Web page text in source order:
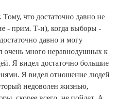
что достаточно давно не
- прим. Т-и), когда выборы -
давно и могу
очень много неравнодушных к
Я видел достаточно большие
Я видел отношение людей
недоволен жизнью,